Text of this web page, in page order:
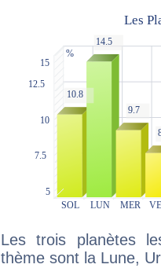
Les trois planètes
thème sont la Lune,